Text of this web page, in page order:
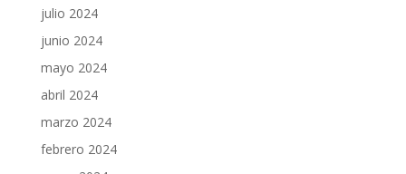
julio 2024
junio 2024
mayo 2024
abril 2024
marzo 2024
febrero 2024